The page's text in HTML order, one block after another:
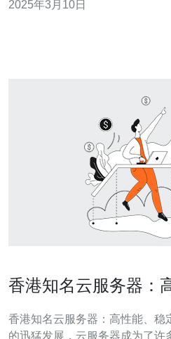
云服务器具有以下特点： 高性能：服务器硬件配置优越，
2025年3月10日
香港知名云服务器：
香港知名云服务器：高性能、稳定可靠的
的迅猛发展，云服务器成为了许